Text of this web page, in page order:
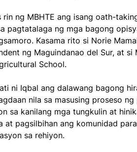
rin ng MBHTE ang isang oath-
pagtatalaga ng mga bagong
Kasama rito si Norie
ng Maguindanao del Sur, at
School.
ni Iqbal ang dalawang bagong
nila sa masusing proseso
sa kanilang mga tungkulin at
at pagsilbihan ang komunidad
sa rehiyon.